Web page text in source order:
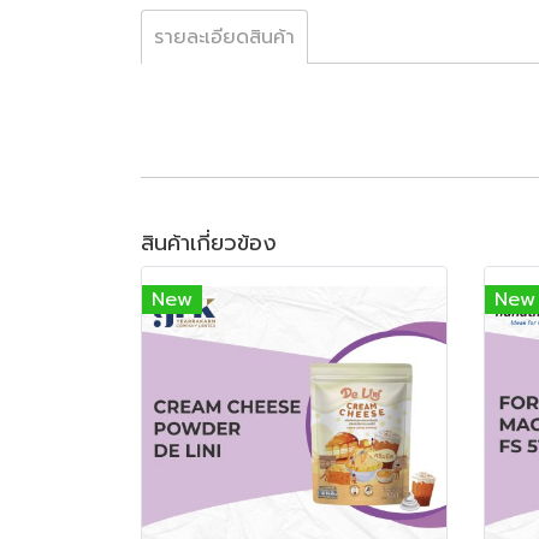
รายละเอียดสินค้า
สินค้าเกี่ยวข้อง
New New